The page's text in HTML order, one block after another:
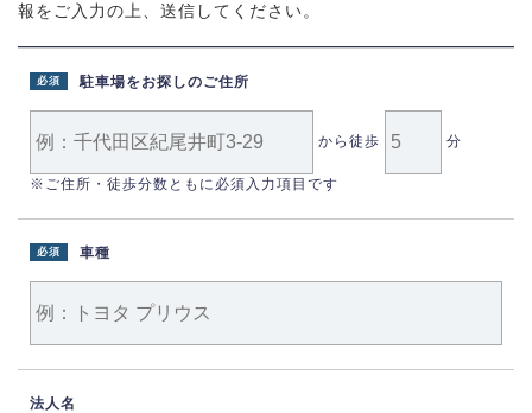
報をご入力の上、送信してください。
駐車場をお探しのご住所
必須
から徒歩 分
※ご住所・徒歩分数ともに必須入力項目です
車種
必須
法人名